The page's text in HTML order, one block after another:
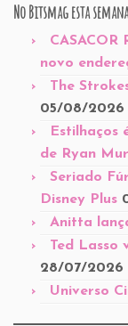
No Bitsmag esta
CASACOR
novo
The
05/08/2026
Estilhaços
de Ryan
Seriado
Disney Plus
Anitta
Ted
28/07/2026
Universo